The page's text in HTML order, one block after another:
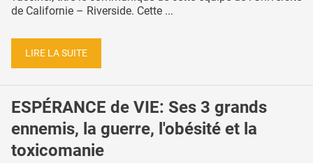
de Californie – Riverside. Cette ...
LIRE LA SUITE
ESPÉRANCE de VIE: Ses 3 grands
ennemis, la guerre, l'obésité et la
toxicomanie